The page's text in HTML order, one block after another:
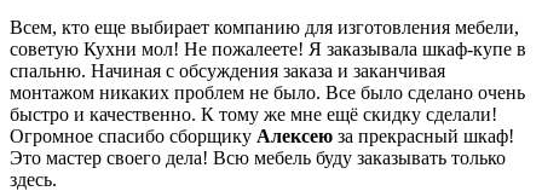
Всем, кто еще выбирает компанию для изготовления мебели,
советую Кухни мол! Не пожалеете! Я заказывала шкаф-купе в
спальню. Начиная с обсуждения заказа и заканчивая
монтажом никаких проблем не было. Все было сделано очень
быстро и качественно. К тому же мне ещё скидку сделали!
Огромное спасибо сборщику Алексею за прекрасный шкаф!
Это мастер своего дела! Всю мебель буду заказывать только
здесь.